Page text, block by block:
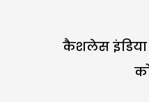
कैशलेस इंडिया